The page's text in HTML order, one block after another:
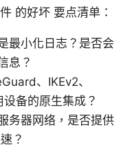
的好坏 要点清单：
最小化日志？是否会
息？
、IKEv2、
备的原生集成？
务器网络，是否提供
？